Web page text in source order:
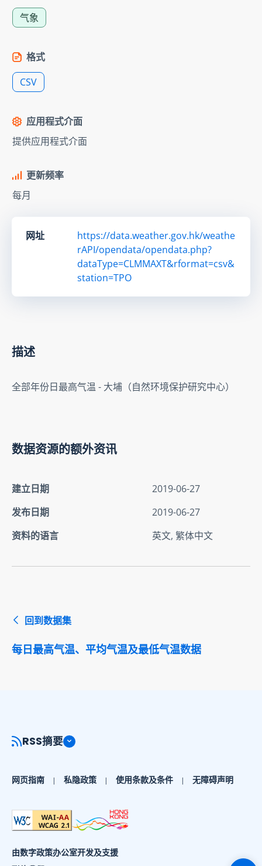
气象
格式
CSV
应用程式介面
提供应用程式介面
更新频率
每月
网址
https://data.weather.gov.hk/weathe
rAPI/opendata/opendata.php?
dataType=CLMMAXT&rformat=csv&
station=TPO
描述
全部年份日最高气温 - 大埔（自然环境保护研究中心）
数据资源的额外资讯
建立日期
2019-06-27
发布日期
2019-06-27
资料的语言
英文, 繁体中文
回到数据集
每日最高气温、平均气温及最低气温数据
RSS摘要
网页指南 私隐政策 使用条款及条件 无障碍声明
由数字政策办公室开发及支援